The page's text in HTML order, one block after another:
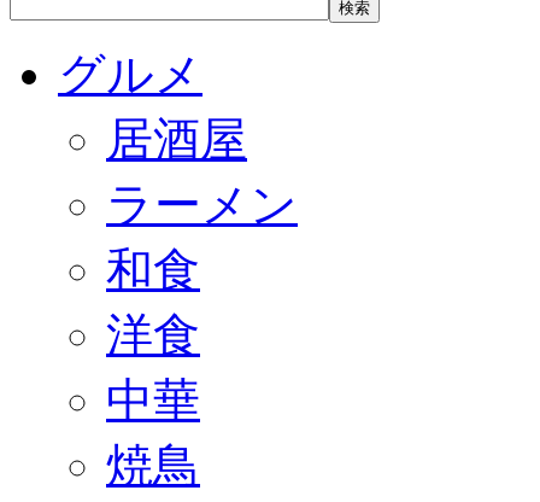
グルメ
居酒屋
ラーメン
和食
洋食
中華
焼鳥